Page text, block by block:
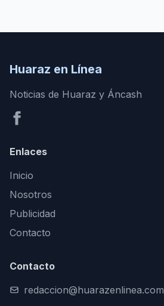
Huaraz en Línea
Noticias de Huaraz y Áncash
Enlaces
Inicio
Nosotros
Publicidad
Contacto
Contacto
redaccion@huarazenlinea.com